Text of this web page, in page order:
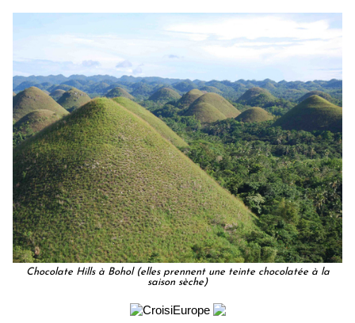
Chocolate Hills à Bohol (elles prennent une teinte chocolatée à la
saison sèche)